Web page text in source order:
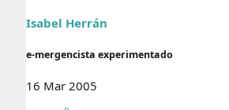
r
l
e
i
Isabel Herrán
e-mergencista experimentado
16 Mar 2005